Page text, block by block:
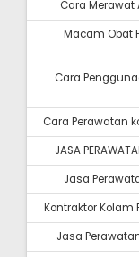
Cara Merawat
Macam Obat
Cara
Cara Perawatan
JASA
Jasa
Kontraktor Kolam
Jasa